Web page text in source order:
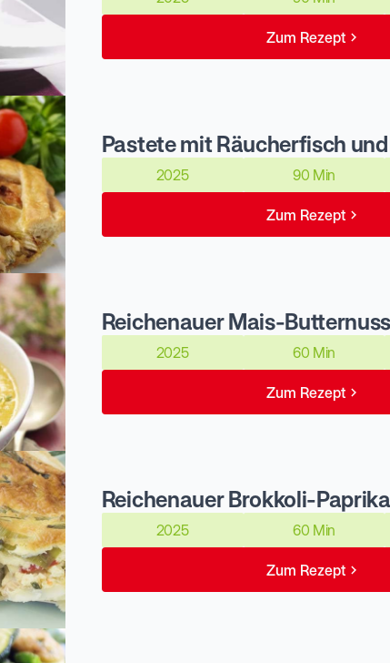
Zum Rezept
2025 90 Min
Zum Rezept
Reichenauer Mais-
2025 60 Min
Zum Rezept
Reichenauer Brokkoli-
2025 60 Min
Zum Rezept